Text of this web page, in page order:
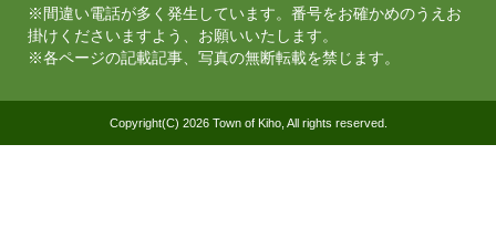
※間違い電話が多く発生しています。番号をお確かめのうえお
掛けくださいますよう、お願いいたします。
※各ページの記載記事、写真の無断転載を禁じます。
Copyright(C) 2026 Town of Kiho, All rights reserved.